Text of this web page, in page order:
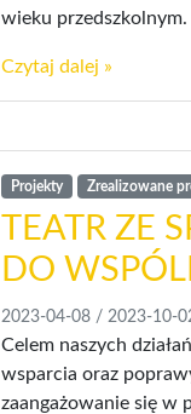
wieku przedszkolnym.
Czytaj dalej »
Projekty Zrealizowane
TEATR ZE
DO
2023-04-08 / 2023-10-
Celem naszych
wsparcia oraz
zaangażowanie się